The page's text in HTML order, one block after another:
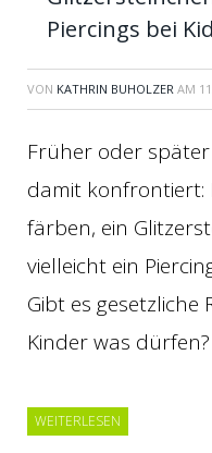
Piercings bei
VON KATHRIN BUHOLZER AM
Früher oder
damit konfrontiert:
färben, ein
vielleicht ein
Gibt es gesetzliche
Kinder was dürfen?
WEITERLESEN